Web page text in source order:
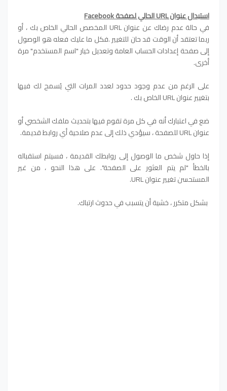
استبدال عنوان URL الحالي لصفحة Facebook
في حالة عدم رضاك ​​عن عنوان URL المخصص الحالي الخاص بك ، أو
ربما تعتقد أن الوقت قد حان للتغيير .فكل ما عليك فعله هو الوصول
إلى صفحة إعدادات الحساب العامة وتعديل خيار "اسم المستخدم" مرة
أخرى.
على الرغم من عدم وجود حدود لعدد المرات التي يُسمح لك فيها
بتغيير عنوان URL الخاص بك .
ضع في اعتبارك أنه في كل مرة تقوم فيها بتحديث ملفك الشخصي أو
عنوان URL للصفحة ، سيؤدي ذلك إلى عدم صلاحية أي روابط قديمة.
إذا حاول شخص ما الوصول إلى روابطك القديمة ، فسيتم استقباله
بالخطأ "لم يتم العثور على الصفحة". على هذا النحو ، من غير
المستحسن تغيير عنوان URL.
بشكل متكرر ، خشية أن يتسبب في حدوث ارتباك.